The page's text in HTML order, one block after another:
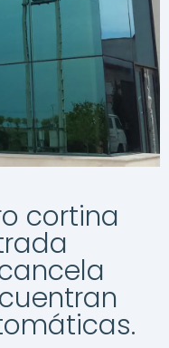
cortina